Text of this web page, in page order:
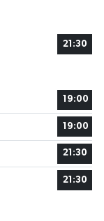
21:30
19:00
19:00
21:30
21:30